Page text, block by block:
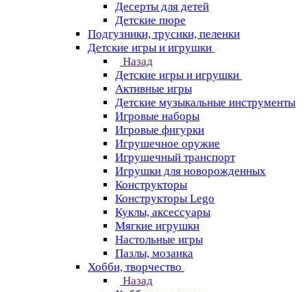
Десерты для детей
Детские пюре
Подгузники, трусики, пеленки
Детские игры и игрушки
Назад
Детские игры и игрушки
Активные игры
Детские музыкальные инструменты
Игровые наборы
Игровые фигурки
Игрушечное оружие
Игрушечный транспорт
Игрушки для новорожденных
Конструкторы
Конструкторы Lego
Куклы, аксессуары
Мягкие игрушки
Настольные игры
Пазлы, мозаика
Хобби, творчество
Назад